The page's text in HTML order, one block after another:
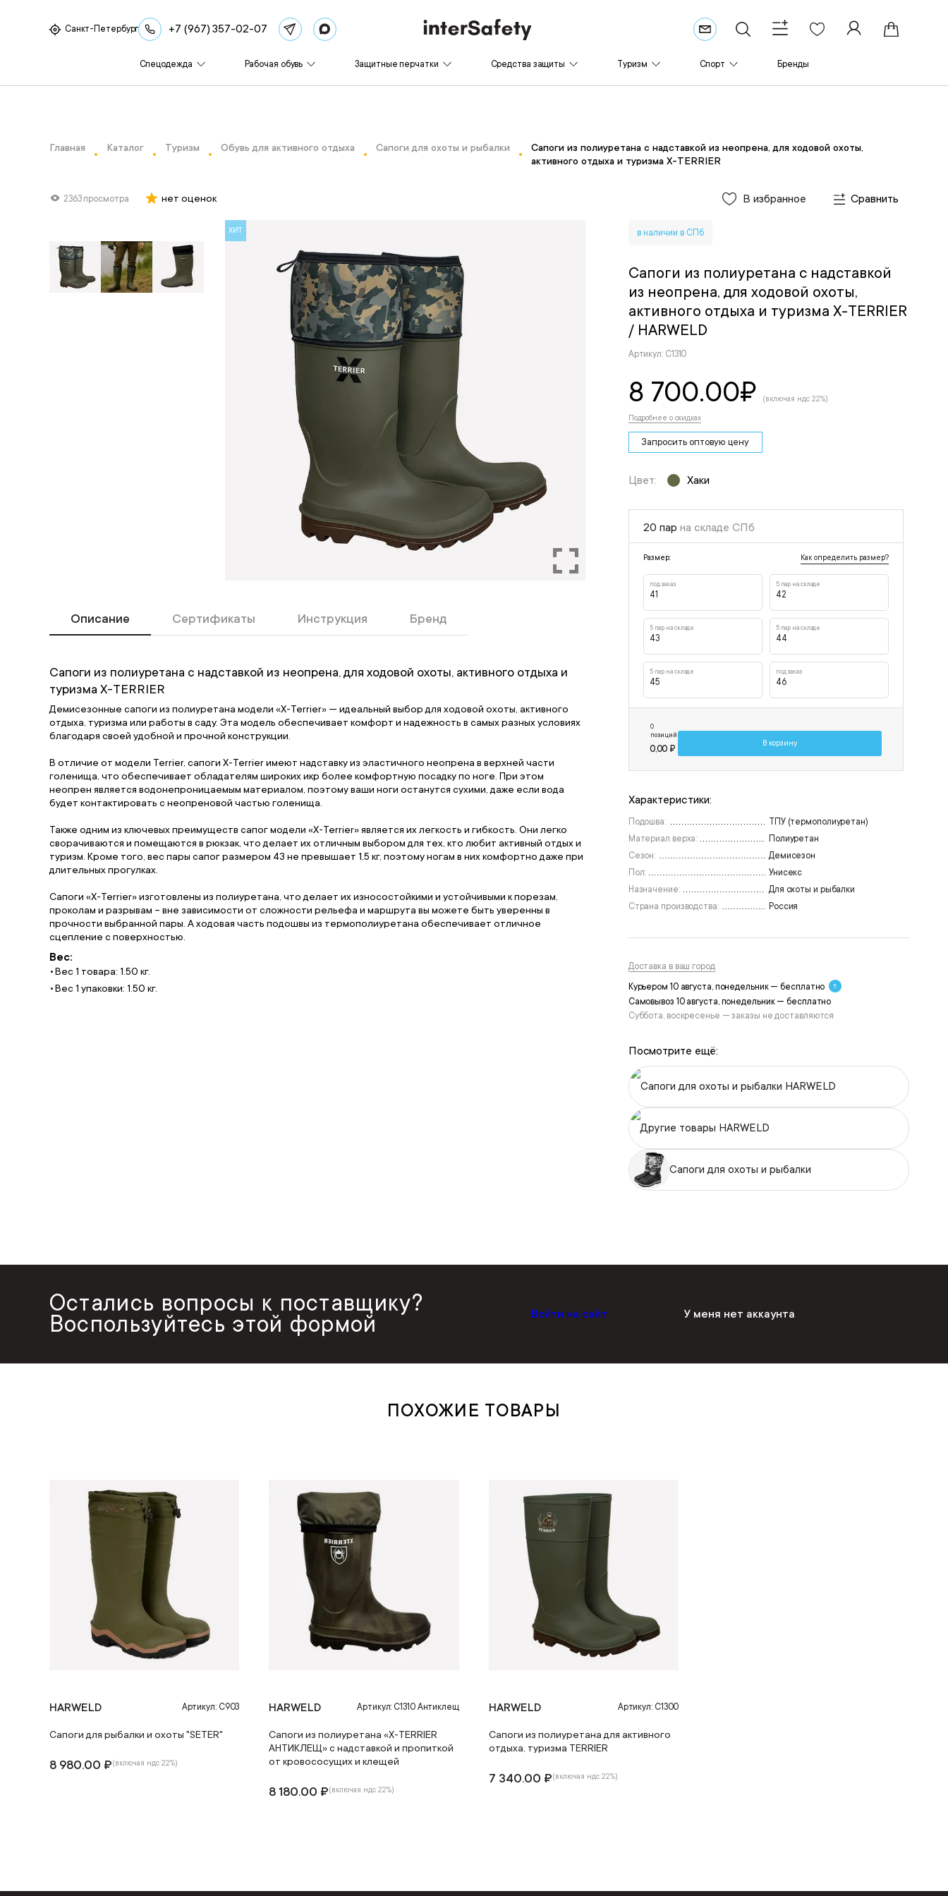
Санкт-Петербург +7 (967) 357-02-07
Спецодежда Рабочая обувь Защитные перчатки Средства защиты Туризм Спорт Бренды
Главная Каталог Туризм Обувь для активного отдыха Сапоги для охоты и рыбалки
Сапоги из полиуретана с надставкой из неопрена, для ходовой охоты,
активного отдыха и туризма X-TERRIER
2363 просмотра нет оценок В избранное Сравнить
ХИТ
Описание Сертификаты Инструкция Бренд
Сапоги из полиуретана с надставкой из неопрена, для ходовой охоты, активного отдыха и
туризма X-TERRIER
Демисезонные сапоги из полиуретана модели «X-Terrier» — идеальный выбор для ходовой охоты, активного
отдыха, туризма или работы в саду. Эта модель обеспечивает комфорт и надежность в самых разных условиях
благодаря своей удобной и прочной конструкции.
В отличие от модели Terrier, сапоги X-Terrier имеют надставку из эластичного неопрена в верхней части
голенища, что обеспечивает обладателям широких икр более комфортную посадку по ноге. При этом
неопрен является водонепроницаемым материалом, поэтому ваши ноги останутся сухими, даже если вода
будет контактировать с неопреновой частью голенища.
Также одним из ключевых преимуществ сапог модели «X-Terrier» является их легкость и гибкость. Они легко
сворачиваются и помещаются в рюкзак, что делает их отличным выбором для тех, кто любит активный отдых и
туризм. Кроме того, вес пары сапог размером 43 не превышает 1,5 кг, поэтому ногам в них комфортно даже при
длительных прогулках.
Сапоги «X-Terrier» изготовлены из полиуретана, что делает их износостойкими и устойчивыми к порезам,
проколам и разрывам – вне зависимости от сложности рельефа и маршрута вы можете быть уверенны в
прочности выбранной пары. А ходовая часть подошвы из термополиуретана обеспечивает отличное
сцепление с поверхностью.
Вес:
Вес 1 товара: 1.50 кг.
Вес 1 упаковки: 1.50 кг.
в наличии в СПб
Сапоги из полиуретана с надставкой
из неопрена, для ходовой охоты,
активного отдыха и туризма X-TERRIER
/ HARWELD
Артикул: С1310
8 700.00₽ (включая ндс 22%)
Подробнее о скидках
Запросить оптовую цену
Цвет: Хаки
20 пар на складе СПб
Размер: Как определить размер?
под заказ
41
5 пар на складе
42
5 пар на складе
43
5 пар на складе
44
5 пар на складе
45
под заказ
46
0
позиций
0,00 ₽
В корзину
Характеристики:
Подошва:
ТПУ (термополиуретан)
Материал верха:
Полиуретан
Сезон:
Демисезон
Пол:
Унисекс
Назначение:
Для охоты и рыбалки
Страна производства:
Россия
Доставка в ваш город
Курьером 10 августа, понедельник — бесплатно
Самовывоз 10 августа, понедельник — бесплатно
Суббота, воскресенье — заказы не доставляются
Посмотрите ещё:
Сапоги для охоты и рыбалки HARWELD
Другие товары HARWELD
Сапоги для охоты и рыбалки
Остались вопросы к поставщику?
Воспользуйтесь этой формой
Войти на сайт У меня нет аккаунта
ПОХОЖИЕ ТОВАРЫ
HARWELD Артикул: С903
Сапоги для рыбалки и охоты "SETER"
8 980.00 ₽(включая ндс 22%)
HARWELD Артикул: C1310 Антиклещ
Сапоги из полиуретана «X-TERRIER
АНТИКЛЕЩ» с надставкой и пропиткой
от кровососущих и клещей
8 180.00 ₽(включая ндс 22%)
HARWELD Артикул: С1300
Сапоги из полиуретана для активного
отдыха, туризма TERRIER
7 340.00 ₽(включая ндс 22%)